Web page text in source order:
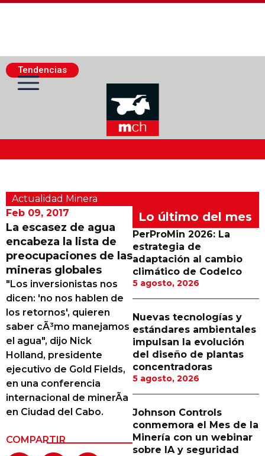
Tendencias
Actualidad Minera
Minería Superficie
Minerí­a Subterránea
Proveedores
Canal Digital
Columnas de Opinión
Designaciones
Calendario de Eventos
Revistas Digital
Siguenos
Actualidad Minera
Feb 09, 2017
La escasez de agua
encabeza la lista de
preocupaciones de las
mineras globales
"Los inversionistas nos
dicen: 'no nos hablen de
los retornos', quieren
saber cÃ³mo manejamos
el agua", dijo Nick
Holland, presidente
ejecutivo de Gold Fields,
en una conferencia
internacional de minerÃ­a
en Ciudad del Cabo.
COMPARTIR
Lo último del mes
PerProMin 2026: La
estrategia de
adaptación al cambio
climático de Codelco
5 agosto, 2026
Nuevas tecnologías y
estándares ambientales
impulsan la evolución
del diseño de plantas
concentradoras
5 agosto, 2026
Johnson Controls
conmemora el Mes de la
Minería con un webinar
sobre IA y seguridad